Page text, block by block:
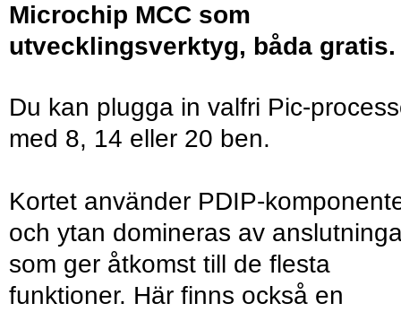
Microchip MCC som
utvecklingsverktyg, båda gratis.
Du kan plugga in valfri Pic-
med 8, 14 eller 20 ben.
Kortet använder PDIP-
och ytan domineras av
som ger åtkomst till de flesta
funktioner. Här finns också en